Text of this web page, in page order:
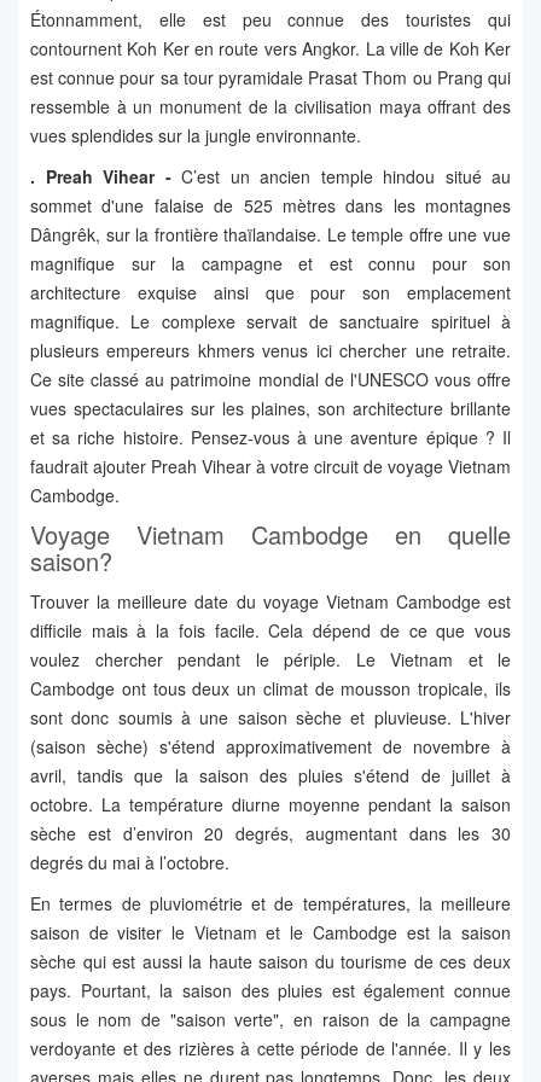
Étonnamment, elle est peu connue des touristes qui
contournent Koh Ker en route vers Angkor. La ville de Koh Ker
est connue pour sa tour pyramidale Prasat Thom ou Prang qui
ressemble à un monument de la civilisation maya offrant des
vues splendides sur la jungle environnante.
. Preah Vihear - C’est un ancien temple hindou situé au
sommet d'une falaise de 525 mètres dans les montagnes
Dângrêk, sur la frontière thaïlandaise. Le temple offre une vue
magnifique sur la campagne et est connu pour son
architecture exquise ainsi que pour son emplacement
magnifique. Le complexe servait de sanctuaire spirituel à
plusieurs empereurs khmers venus ici chercher une retraite.
Ce site classé au patrimoine mondial de l'UNESCO vous offre
vues spectaculaires sur les plaines, son architecture brillante
et sa riche histoire. Pensez-vous à une aventure épique ? Il
faudrait ajouter Preah Vihear à votre circuit de voyage Vietnam
Cambodge.
Voyage Vietnam Cambodge en quelle
saison?
Trouver la meilleure date du voyage Vietnam Cambodge est
difficile mais à la fois facile. Cela dépend de ce que vous
voulez chercher pendant le périple. Le Vietnam et le
Cambodge ont tous deux un climat de mousson tropicale, ils
sont donc soumis à une saison sèche et pluvieuse. L'hiver
(saison sèche) s'étend approximativement de novembre à
avril, tandis que la saison des pluies s'étend de juillet à
octobre. La température diurne moyenne pendant la saison
sèche est d’environ 20 degrés, augmentant dans les 30
degrés du mai à l’octobre.
En termes de pluviométrie et de températures, la meilleure
saison de visiter le Vietnam et le Cambodge est la saison
sèche qui est aussi la haute saison du tourisme de ces deux
pays. Pourtant, la saison des pluies est également connue
sous le nom de "saison verte", en raison de la campagne
verdoyante et des rizières à cette période de l'année. Il y les